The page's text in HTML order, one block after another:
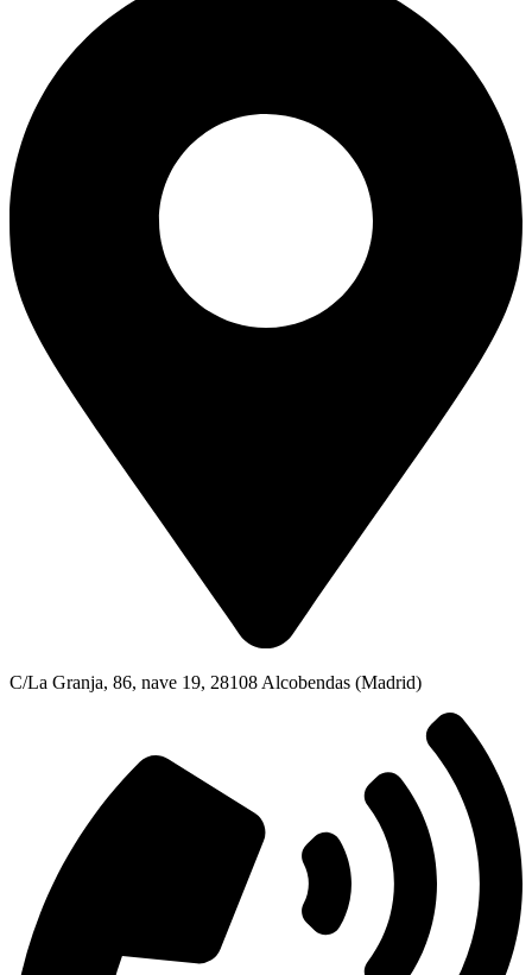
C/La Granja, 86, nave 19, 28108 Alcobendas (Madrid)